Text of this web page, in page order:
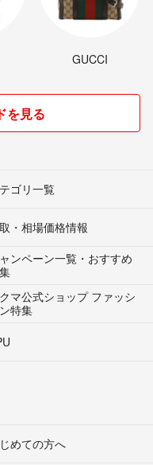
GUCCI
を見る
ゴリ一覧
・相場価格情報
ンペーン一覧・おすすめ
マ公式ショップ ファッシ
特集
めての方へ